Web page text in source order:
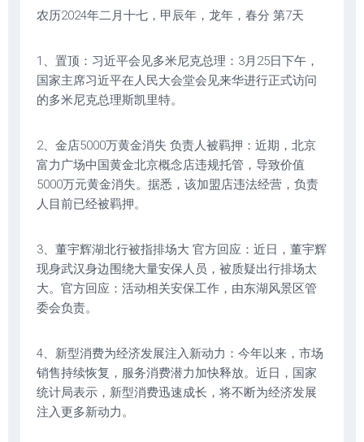
农历2024年二月十七，甲辰年，龙年，春分 第7天
1、置顶：习近平会见多米尼克总理：3月25日下午，
国家主席习近平在人民大会堂会见来华进行正式访问
的多米尼克总理斯凯里特。
2、金店5000万黄金消失 负责人被羁押：近期，北京
富力广场中国黄金北京概念店违规托管，导致价值
5000万元黄金消失。据悉，该加盟店违法经营，负责
人目前已经被羁押。
3、董宇辉湖北行被指排场大 官方回应：近日，董宇辉
现身武汉身边围绕大量安保人员，被质疑出行排场太
大。官方回应：活动相关安保工作，由东湖风景区管
委会负责。
4、新型消费为经济发展注入新动力：今年以来，市场
销售持续恢复，服务消费潜力加快释放。近日，国家
统计局表示，新型消费迅速成长，将不断为经济发展
注入更多新动力。